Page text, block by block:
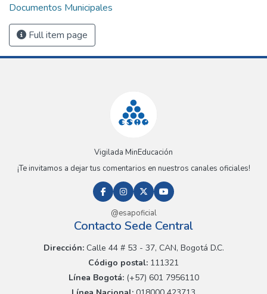
Documentos Municipales
Full item page
Vigilada MinEducación
¡Te invitamos a dejar tus comentarios en nuestros canales oficiales!
@esapoficial
Contacto Sede Central
Dirección:Calle 44 # 53 - 37, CAN, Bogotá D.C.
Código postal: 111321
Línea Bogotá:(+57) 601 7956110